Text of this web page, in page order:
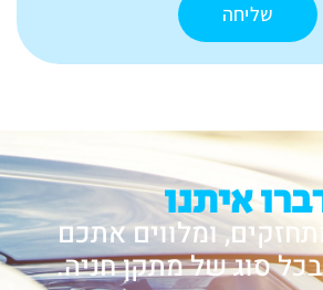
שליחה
איתנו
ומלווים אתכם
סוג של מתקן חניה.